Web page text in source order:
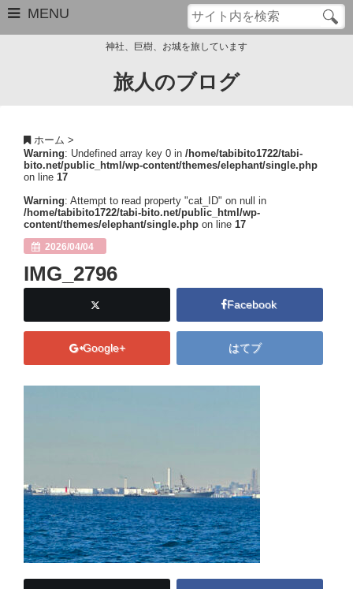
MENU
サイトマップ
Close
神社、巨樹、お城を旅しています
旅人のブログ
ホーム >
Warning: Undefined array key 0 in /home/tabibito1722/tabi-
bito.net/public_html/wp-content/themes/elephant/single.php
on line 17
Warning: Attempt to read property "cat_ID" on null in
/home/tabibito1722/tabi-bito.net/public_html/wp-
content/themes/elephant/single.php on line 17
2026/04/04
IMG_2796
Facebook
Google+ はてブ